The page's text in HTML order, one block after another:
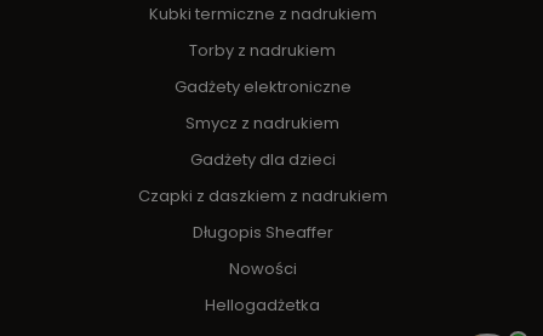
Kubki termiczne z nadrukiem
Torby z nadrukiem
Gadżety elektroniczne
Smycz z nadrukiem
Gadżety dla dzieci
Czapki z daszkiem z nadrukiem
Długopis Sheaffer
Nowości
Hellogadżetka